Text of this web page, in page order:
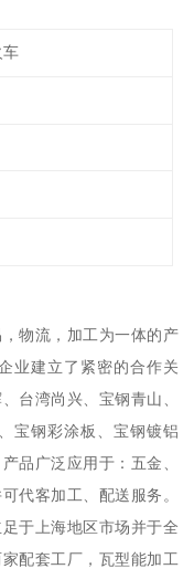
车
物流，加工为一体的产
业建立了紧密的合作关
台湾尚兴、宝钢青山、
宝钢彩涂板、宝钢镀铝
品广泛应用于：五金、
代客加工、配送服务。
于上海地区市场并于全
配套工厂，瓦型能加工